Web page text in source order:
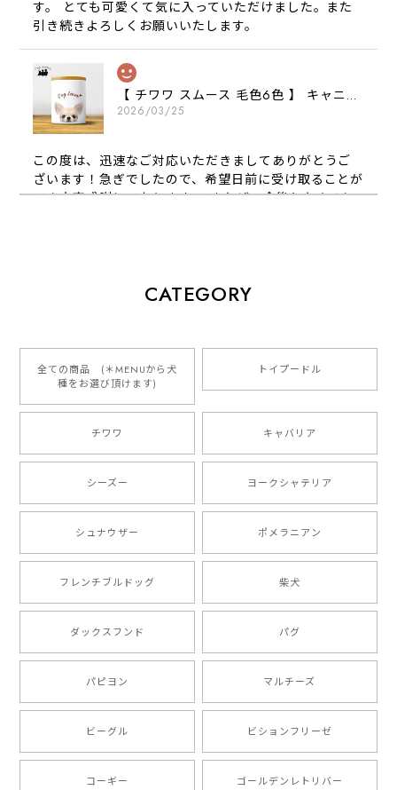
す。 とても可愛くて気に入っていただけました。また
引き続きよろしくお願いいたします。
【 チワワ スムース 毛色6色 】 キャニスター 保存容器 お家用 プレゼント 犬 ペット うちの子 犬グッズ
2026/03/25
この度は、迅速なご対応いただきましてありがとうご
ざいます！急ぎでしたので、希望日前に受け取ることが
でき大変感謝しております！ またぜひ今後ともよろし
2026/01/16
とっても可愛くて、わんちゃんの名前や電話番号も分か
りやすくて最高です！ ありがとうございました❁⃘*.ﾟ
ご縁がありましたら、またよろしくお願いいたします。
【 自然に囲まれた ダックスフンド 】 キャニスター 保存容器 お家用 プレゼント 犬 ペット うちの子 犬グッズ
【 ボーダーコリー 水彩画風 毛色4色 】 手帳 スマホケース 犬 うちの子 iPhone & Android
ったです。 ご連絡が取りづらい点だけ少し不安になり
ましたが、商品の素敵さでチャラです。 本当に可愛
い。ありがとうございます。
2024/10/28
CATEGORY
全ての商品 (＊MENUから犬
種をお選び頂けます)
トイプードル
チワワ キャバリア
シーズー ヨークシャテリア
シュナウザー ポメラニアン
フレンチブルドッグ 柴犬
ダックスフンド パグ
パピヨン マルチーズ
ビーグル ビションフリーゼ
コーギー ゴールデンレトリバー